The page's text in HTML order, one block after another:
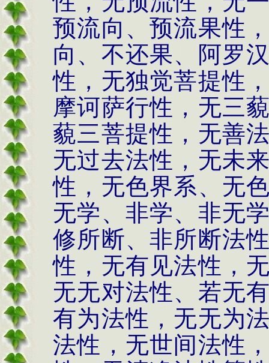
预流向、预流果性
向、不还果、阿罗
性，无独觉菩提性
摩诃萨行性，无三
藐三菩提性，无善
无过去法性，无未
性，无色界系、无
无学、非学、非无
修所断、非所断法
性，无有见法性，
无无对法性、若无
有为法性，无无为
法性，无世间法性